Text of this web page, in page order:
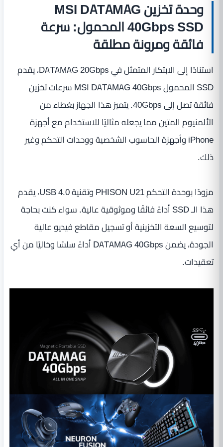
وحدة تخزين MSI DATAMAG
40Gbps SSD المحمول: سرعة
فائقة ومرونة مطلقة
استنادًا إلى الابتكار المتمثل في DATAMAG 20Gbps، يقدم
SSD المحمول MSI DATAMAG 40Gbps سرعات تخزين
فائقة تصل إلى 40Gbps. يتميز هذا الجهاز بغطاء من
الألمنيوم المتين مما يجعله مثاليًا للاستخدام مع أجهزة
iPhone وأجهزة الحاسوب الشخصية ووحدات التحكم وغير
ذلك.
مزودًا بوحدة التحكم PHISON U21 وتقنية USB 4.0، يقدم
هذا الـ SSD أداءً فائقًا وموثوقية عالية. سواء كنت بحاجة
لتوسيع السعة التخزينية أو تسجيل مقاطع فيديو عالية
الجودة، يضمن DATAMAG 40Gbps أداءً سلسًا وخاليًا من أي
تعقيدات.